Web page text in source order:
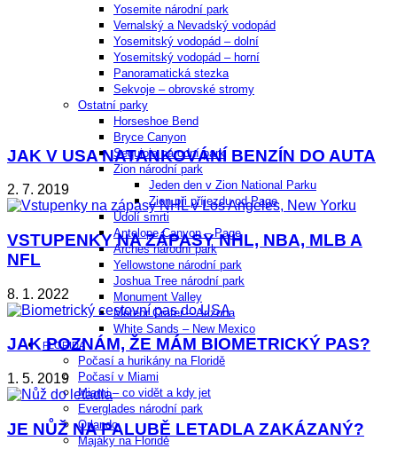
Yosemite národní park
Vernalský a Nevadský vodopád
Yosemitský vodopád – dolní
Yosemitský vodopád – horní
Panoramatická stezka
Sekvoje – obrovské stromy
Ostatní parky
Horseshoe Bend
Bryce Canyon
Sequioia národní park
Zion národní park
Jeden den v Zion National Parku
Zion při příjezdu od Page
Údolí smrti
Antelope Canyon – Page
Arches národní park
Yellowstone národní park
Joshua Tree národní park
Monument Valley
Meteor Crater – Arizona
White Sands – New Mexico
FLORIDA
Počasí a hurikány na Floridě
Počasí v Miami
Miami – co vidět a kdy jet
Everglades národní park
Orlando
Majáky na Floridě
JAK V USA NATANKOVÁNÍ BENZÍN DO AUTA
2. 7. 2019
VSTUPENKY NA ZÁPASY NHL, NBA, MLB A
NFL
8. 1. 2022
JAK POZNÁM, ŽE MÁM BIOMETRICKÝ PAS?
1. 5. 2019
JE NŮŽ NA PALUBĚ LETADLA ZAKÁZANÝ?